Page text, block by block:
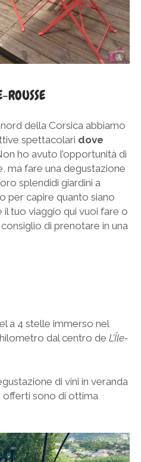
della Corsica abbiamo
spettacolari dove
ho avuto l’opportunità di
ma fare una degustazione
splendidi giardini a
per capire quanto siano
tuo viaggio qui vuoi fare o
di prenotare in una
a 4 stelle immerso nel
dal centro de L’Île-
di vini in veranda
sono di ottima